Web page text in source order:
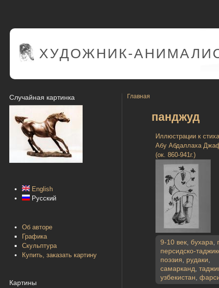
ХУДОЖНИК-
Случайная картинка
English
Русский
Об авторе
Графика
Скульптура
Купить, заказать картину
Картины
Главная
панджуд
Иллюстрации к
Абу Абдаллаха
(ок. 860-941г.)
9-10 век бухара
персидско-
поэзия
рудаки
самарканд
узбекистан